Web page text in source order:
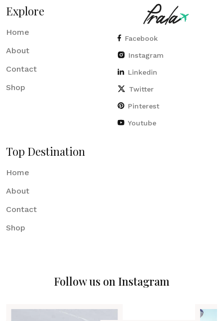
Explore
Home
About
Contact
Shop
Facebook
Instagram
Linkedin
Twitter
Pinterest
Youtube
Top Destination
Home
About
Contact
Shop
Follow us on Instagram